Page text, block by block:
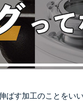
ばす加工のことをい